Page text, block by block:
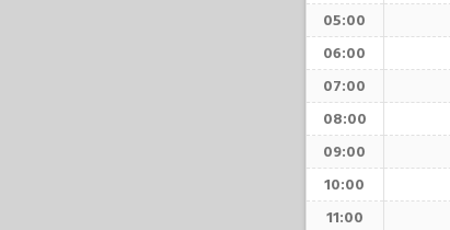
05:00
06:00
07:00
08:00
09:00
10:00
11:00